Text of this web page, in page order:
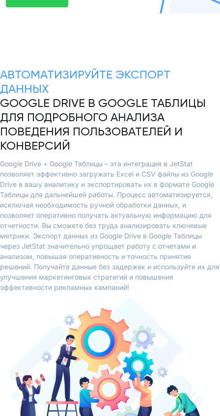
АВТОМАТИЗИРУЙТЕ ЭКСПОРТ
ДАННЫХ
GOOGLE DRIVE В GOOGLE ТАБЛИЦЫ
ДЛЯ ПОДРОБНОГО АНАЛИЗА
ПОВЕДЕНИЯ ПОЛЬЗОВАТЕЛЕЙ И
КОНВЕРСИЙ
Google Drive + Google Таблицы – эта интеграция в JetStat
позволяет эффективно загружать Excel и CSV файлы из Google
Drive в вашу аналитику и экспортировать их в формате Google
Таблицы для дальнейшей работы. Процесс автоматизируется,
исключая необходимость ручной обработки данных, и
позволяет оперативно получать актуальную информацию для
отчетности. Вы сможете без труда анализировать ключевые
метрики. Экспорт данных из Google Drive в Google Таблицы
через JetStat значительно упрощает работу с отчетами и
анализом, повышая оперативность и точность принятия
решений. Получайте данные без задержек и используйте их для
улучшения маркетинговых стратегий и повышения
эффективности рекламных кампаний!